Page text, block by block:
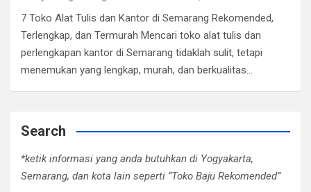
7 Toko Alat Tulis dan Kantor di Semarang Rekomended,
Terlengkap, dan Termurah Mencari toko alat tulis dan
perlengkapan kantor di Semarang tidaklah sulit, tetapi
menemukan yang lengkap, murah, dan berkualitas…
Search
*ketik informasi yang anda butuhkan di Yogyakarta,
Semarang, dan kota lain seperti “Toko Baju Rekomended”